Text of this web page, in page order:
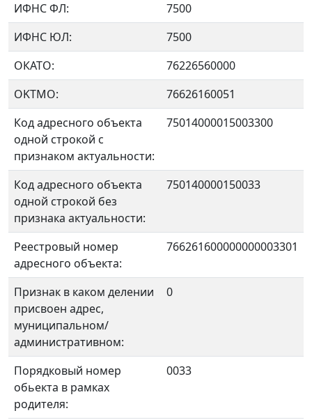
ИФНС ФЛ:
7500
ИФНС ЮЛ:
7500
ОКАТО:
76226560000
OKTMO:
76626160051
Код адресного объекта
одной строкой с
признаком актуальности:
75014000015003300
Код адресного объекта
одной строкой без
признака актуальности:
750140000150033
Реестровый номер
адресного объекта:
766261600000000003301
Признак в каком делении
присвоен адрес,
муниципальном/
административном:
0
Порядковый номер
обьекта в рамках
родителя:
0033